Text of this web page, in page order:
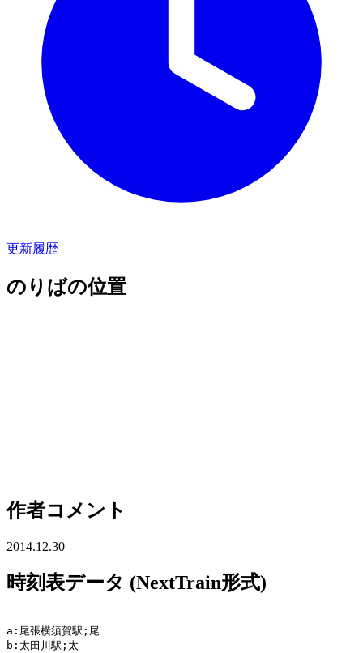
更新履歴
のりばの位置
作者コメント
2014.12.30
時刻表データ (NextTrain形式)
a:尾張横須賀駅;尾
b:太田川駅;太